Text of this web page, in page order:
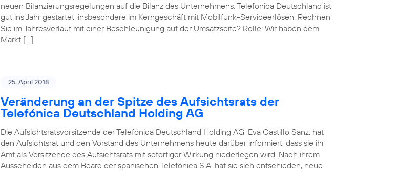
neuen Bilanzierungsregelungen auf die Bilanz des Unternehmens. Telefonica Deutschland ist
gut ins Jahr gestartet, insbesondere im Kerngeschäft mit Mobilfunk-Serviceerlösen. Rechnen
Sie im Jahresverlauf mit einer Beschleunigung auf der Umsatzseite? Rolle: Wir haben dem
Markt […]
25. April 2018
Veränderung an der Spitze des Aufsichtsrats der
Telefónica Deutschland Holding AG
Die Aufsichtsratsvorsitzende der Telefónica Deutschland Holding AG, Eva Castillo Sanz, hat
den Aufsichtsrat und den Vorstand des Unternehmens heute darüber informiert, dass sie ihr
Amt als Vorsitzende des Aufsichtsrats mit sofortiger Wirkung niederlegen wird. Nach ihrem
Ausscheiden aus dem Board der spanischen Telefónica S.A. hat sie sich entschieden, neue